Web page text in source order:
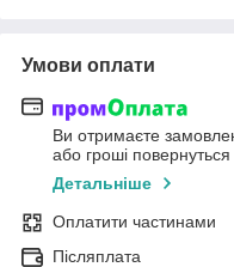
Умови оплати
Ви отримаєте
або гроші
Детальніше
Оплатити частинами
Післяплата